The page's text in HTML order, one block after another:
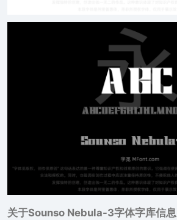
关于Sounso Nebula-3字体字库信息